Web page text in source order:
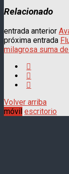
Relacionado
entrada anterior
próxima entrada
milagrosa suma
Volver arriba
móvil escritorio